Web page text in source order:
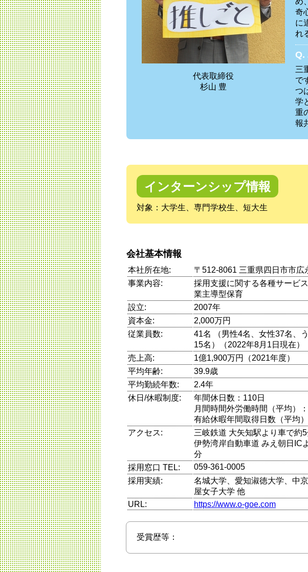
代表取締役
杉山 豊
奇
に
れ
Q.
三
で
つ
学
重
報
インターンシップ情報
対象：大学生、専門学校生、短大生
会社基本情報
本社所在地:
〒512-8061 三重県四日市市広
事業内容:
採用支援に関する各種サービ
業主導型保育
設立:
2007年
資本金:
2,000万円
従業員数:
41名 （男性4名、女性37名、
15名）（2022年8月1日現在）
売上高:
1億1,900万円（2021年度）
平均年齢:
39.9歳
平均勤続年数:
2.4年
休日/休暇制度:
年間休日数：110日
月間時間外労働時間（平均）
有給休暇年間取得日数（平均
アクセス:
三岐鉄道 大矢知駅より車で約5
伊勢湾岸自動車道 みえ朝日IC
分
採用窓口 TEL:
059-361-0005
採用実績:
名城大学、愛知淑徳大学、中
屋女子大学 他
URL:
https://www.o-goe.com
受賞歴等：